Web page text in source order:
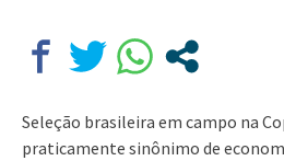
Seleção brasileira em campo na
praticamente sinônimo de